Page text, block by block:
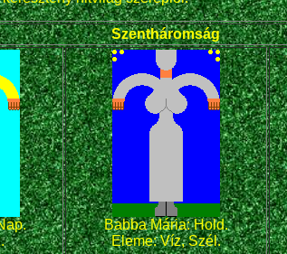
Szentháromság
Babba Mária: Hold.
Eleme: Víz, Szél.